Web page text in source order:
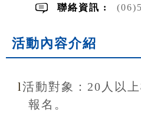
聯絡資訊 :
活動內容介紹
l活動對象：20 人以
報名。